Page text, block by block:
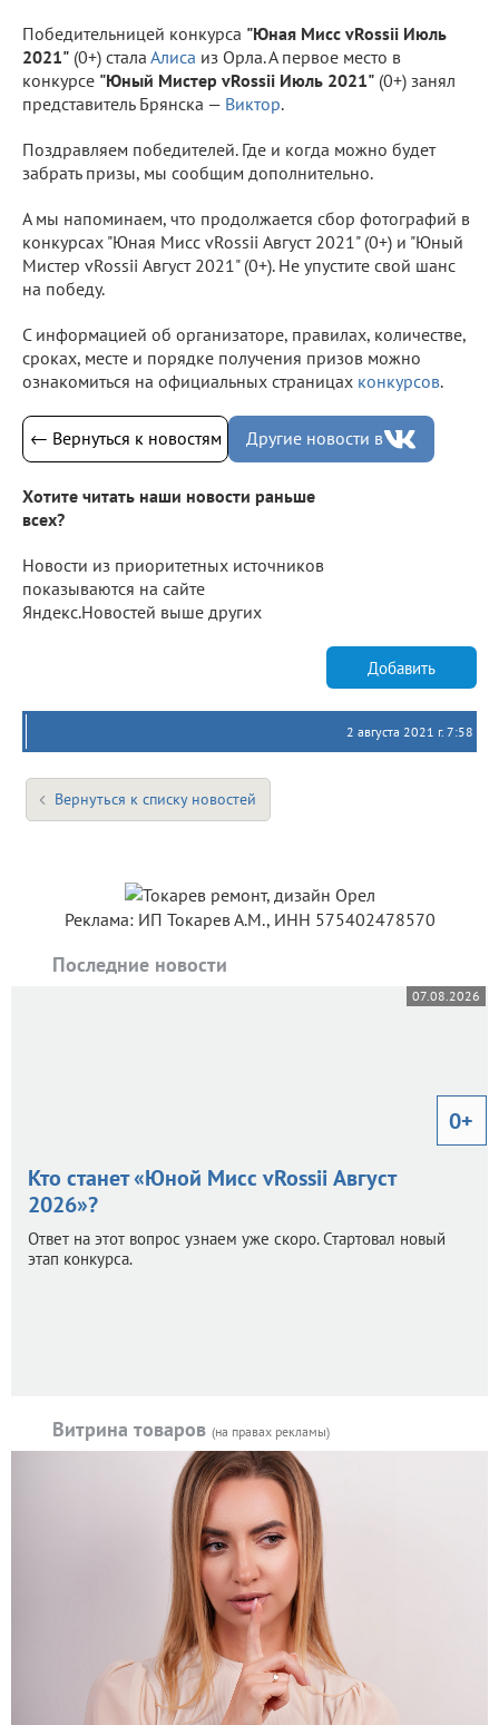
Победительницей конкурса "Юная Мисс vRossii Июль
2021" (0+) стала Алиса из Орла. А первое место в
конкурсе "Юный Мистер vRossii Июль 2021" (0+) занял
представитель Брянска — Виктор.
Поздравляем победителей. Где и когда можно будет
забрать призы, мы сообщим дополнительно.
А мы напоминаем, что продолжается сбор фотографий в
конкурсах "Юная Мисс vRossii Август 2021" (0+) и "Юный
Мистер vRossii Август 2021" (0+). Не упустите свой шанс
на победу.
С информацией об организаторе, правилах, количестве,
сроках, месте и порядке получения призов можно
ознакомиться на официальных страницах конкурсов.
← Вернуться к новостям Другие новости в
Хотите читать наши новости раньше
всех?
Новости из приоритетных источников
показываются на сайте
Яндекс.Новостей выше других
Добавить
2 августа 2021 г. 7:58
Вернуться к списку новостей
Реклама: ИП Токарев А.М., ИНН 575402478570
Последние новости
07.08.2026
0+
Кто станет «Юной Мисс vRossii Август
2026»?
Ответ на этот вопрос узнаем уже скоро. Стартовал новый
этап конкурса.
Витрина товаров (на правах рекламы)